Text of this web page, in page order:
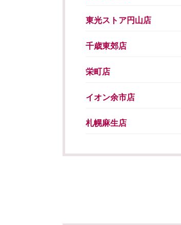
東光ストア円山店
千歳東郊店
栄町店
イオン余市店
札幌麻生店